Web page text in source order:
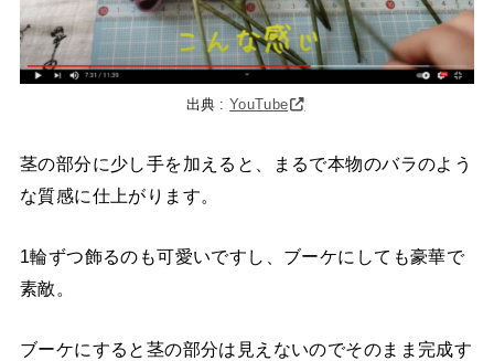
出典 :YouTube
茎の部分に少し手を加えると、まるで本物のバラのよう
な質感に仕上がります。
1輪ずつ飾るのも可愛いですし、ブーケにしても豪華で
素敵。
ブーケにすると茎の部分は見えないのでそのまま完成す